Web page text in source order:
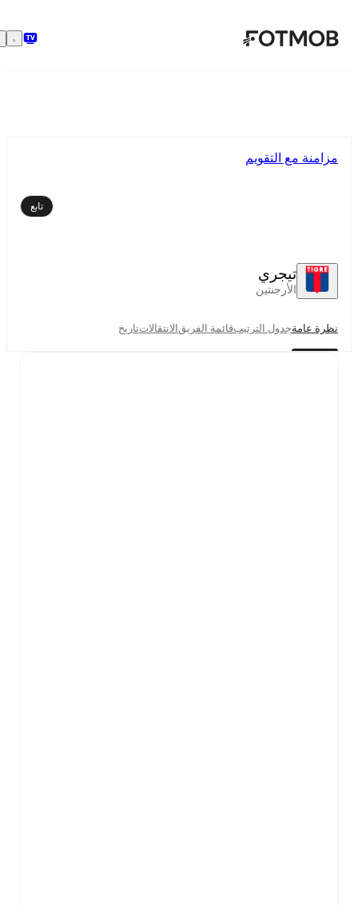
تخطَّ إلى المحتوى الرئيسي
تيجري
الأرجنتين
مزامنة مع التقويم
تابع
نظرة عامةجدول الترتيب قائمة الفريقالانتقالاتتاريخ